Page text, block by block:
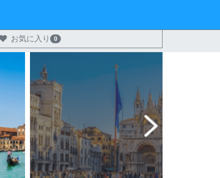
お気に入り 0